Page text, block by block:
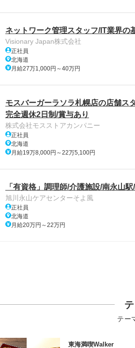
ネットワーク管理スタッフ/IT業界の
Visionary Japan株式会社
正社員
北海道
月給27万1,000円～40万円
モスバーガーラソラ札幌店の店舗ス
完全週休2日制/賞与あり
株式会社モスストアカンパニー
正社員
北海道
月給19万8,000円～22万5,100円
「有資格」調理師/介護施設/南永山
旭川永山ケアセンターそよ風
正社員
北海道
月給20万円～22万円
テー
東海満喫Walker